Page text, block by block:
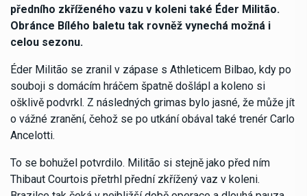
předního zkříženého vazu v koleni také Éder Militão.
Obránce Bílého baletu tak rovněž vynechá možná i
celou sezonu.
Éder Militão se zranil v zápase s Athleticem Bilbao, kdy po
souboji s domácím hráčem špatně došlápl a koleno si
ošklivě podvrkl. Z následných grimas bylo jasné, že může jít
o vážné zranění, čehož se po utkání obával také trenér Carlo
Ancelotti.
To se bohužel potvrdilo. Militão si stejně jako před ním
Thibaut Courtois přetrhl přední zkřížený vaz v koleni.